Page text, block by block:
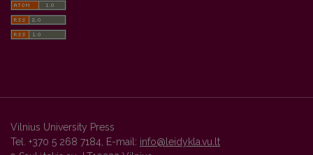
Vilnius University Press
Tel. +370 5 268 7184, E-mail: info@leidykla.vu.lt